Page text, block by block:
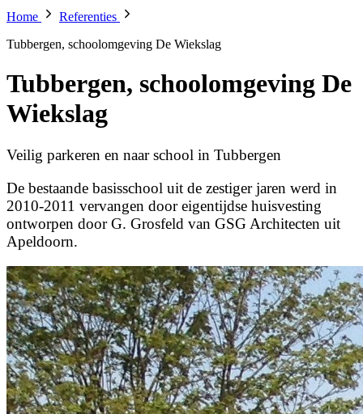
Home
Referenties
Tubbergen, schoolomgeving De Wiekslag
Tubbergen, schoolomgeving De
Wiekslag
Veilig parkeren en naar school in Tubbergen
De bestaande basisschool uit de zestiger jaren werd in
2010-2011 vervangen door eigentijdse huisvesting
ontworpen door G. Grosfeld van GSG Architecten uit
Apeldoorn.